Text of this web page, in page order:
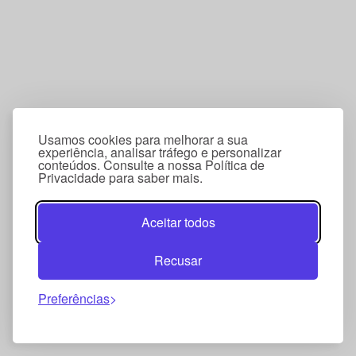
Usamos cookies para melhorar a sua
experiência, analisar tráfego e personalizar
conteúdos. Consulte a nossa Política de
Privacidade para saber mais.
Aceitar todos
Recusar
Preferências